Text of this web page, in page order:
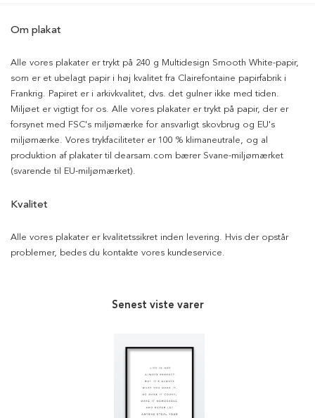
Om plakat
Alle vores plakater er trykt på 240 g Multidesign Smooth White-papir,
som er et ubelagt papir i høj kvalitet fra Clairefontaine papirfabrik i
Frankrig. Papiret er i arkivkvalitet, dvs. det gulner ikke med tiden.
Miljøet er vigtigt for os. Alle vores plakater er trykt på papir, der er
forsynet med FSC's miljømærke for ansvarligt skovbrug og EU's
miljømærke. Vores trykfaciliteter er 100 % klimaneutrale, og al
produktion af plakater til dearsam.com bærer Svane-miljømærket
(svarende til EU-miljømærket).
Kvalitet
Alle vores plakater er kvalitetssikret inden levering. Hvis der opstår
problemer, bedes du kontakte vores kundeservice.
Senest viste varer